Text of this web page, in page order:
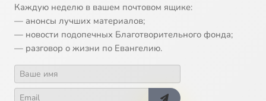
Каждую неделю в вашем почтовом ящике:
— анонсы лучших материалов;
— новости подопечных Благотворительного фонда;
— разговор о жизни по Евангелию.